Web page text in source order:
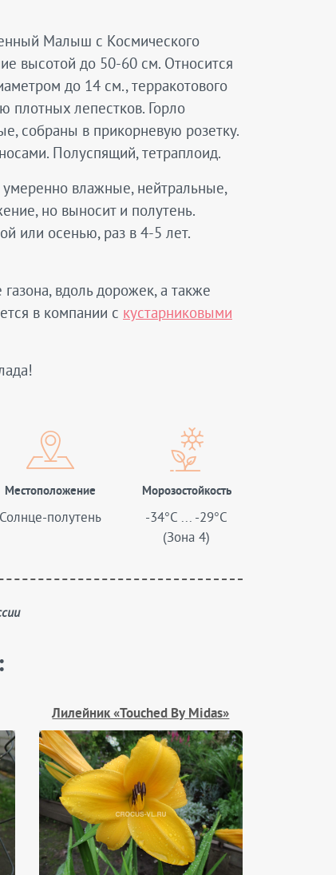
Малыш с Космического
высотой до 50-60 см. Относится
до 14 см., терракотового
плотных лепестков. Горло
собраны в прикорневую розетку.
Полуспящий, тетраплоид.
умеренно влажные, нейтральные,
но выносит и полутень.
или осенью, раз в 4-5 лет.
вдоль дорожек, а также
в компании с кустарниковыми
Местоположение
Солнце-полутень
Морозостойкость
-34°C ... -29°C
(Зона 4)
Лилейник «Touched By Midas»